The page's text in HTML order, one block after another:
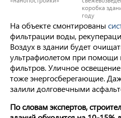
коробка
году
На объекте смонтированы
фильтрации воды,
Воздух в здании будет
ультрафиолетом при помощи
фильтров. Уличное
тоже энергосберегающие.
залили долговечными
По словам экспертов,